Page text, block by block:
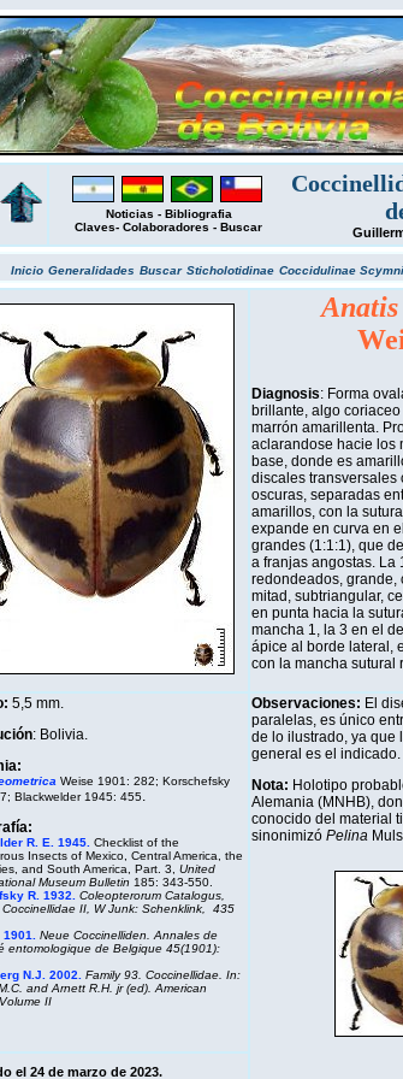
Noticias - Bibliografia
Claves- Colaboradores - Buscar
Inicio Generalidades Buscar Sticholotidinae Coccidulinae
Diagnosis: Forma
brillante, algo
marrón amarillenta.
aclarandose hacie los
base, donde es
discales transversales
oscuras, separadas
amarillos, con la
expande en curva en
grandes (1:1:1), que
a franjas angostas. La
redondeados, grande,
mitad, subtriangular,
en punta hacia la
mancha 1, la 3 en el
ápice al borde lateral,
con la mancha sutural
5,5 mm.
: Bolivia.
Weise 1901: 282; Korschefsky
Blackwelder 1945: 455.
R. E. 1945. Checklist of the
Insects of Mexico, Central America, the
and South America, Part. 3, United
Museum Bulletin 185: 343-550.
R. 1932.
Coleopterorum Catalogus,
II, W Junk: Schenklink, 435
Neue Coccinelliden. Annalesde
entomologiquede Belgique45(1901):
N.J. 2002
Family 93. Coccinellidae. In:
and Arnett R.H. jr (ed). American
II
Observaciones: El
paralelas, es único
de lo ilustrado, ya que
general es el indicado.
Nota: Holotipo
Alemania (MNHB),
conocido del material
sinonimizó Pelina
el 24 de marzo de 2023.